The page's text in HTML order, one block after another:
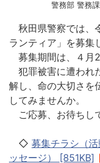
警務部 警務課
秋田県警察では、
ランティア」を募
募集期間は、４月
犯罪被害に遭われ
解し、命の大切さを
してみませんか。
ご応募、お待ちし
◇ 募集チラシ（
ッセージ） [851KB]